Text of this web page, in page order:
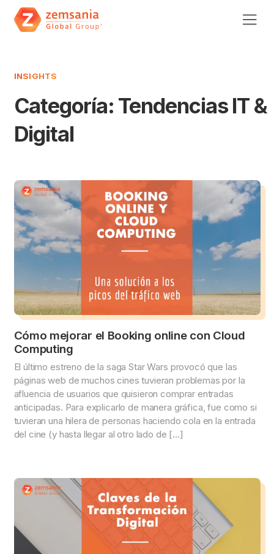
INSIGHTS
Categoría: Tendencias IT &
Digital
Cómo mejorar el Booking online con Cloud
Computing
El último estreno de la saga Star Wars provocó que las
páginas web de muchos cines tuvieran problemas por la
afluencia de usuarios que quisieron comprar entradas
anticipadas. Para explicarlo de manera gráfica, fue como si
tuvieran una hilera de personas haciendo cola en la entrada
del cine (y hasta llegar al otro lado de […]